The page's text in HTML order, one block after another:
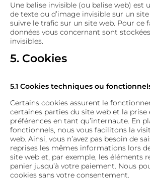
Une balise invisible (ou balise web) est
de texte ou d’image invisible sur un
suivre le trafic sur un site web. Pour ce
données vous concernant sont
invisibles.
5. Cookies
5.1 Cookies techniques ou
Certains cookies assurent le
certaines parties du site web et la prise
préférences en tant qu’internaute. En
fonctionnels, nous vous facilitons la
web. Ainsi, vous n’avez pas besoin de
reprises les mêmes informations lors
site web et, par exemple, les éléments
panier jusqu’à votre paiement. Nous
cookies sans votre consentement.